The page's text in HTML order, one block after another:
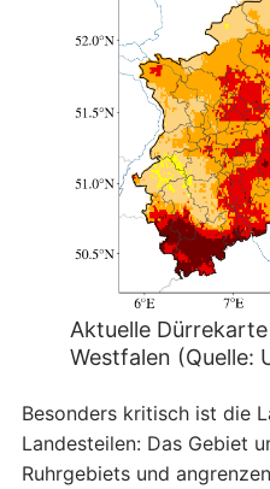
Aktuelle
Westfalen (Quelle:
Besonders kritisch ist die
Landesteilen: Das Gebiet
Ruhrgebiets und